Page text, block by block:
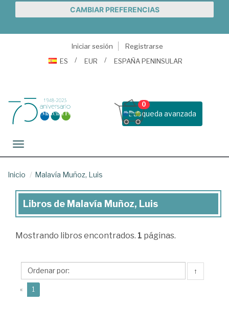
CAMBIAR PREFERENCIAS
Iniciar sesión
Registrarse
ES
EUR ESPAÑA PENINSULAR
Busqueda avanzada
0
Toggle navigation
Inicio Malavía Muñoz, Luis
Libros
Malavía
Luis
Libros de Malavía Muñoz, Luis
Mostrando libros encontrados. 1 páginas.
↑
« 1